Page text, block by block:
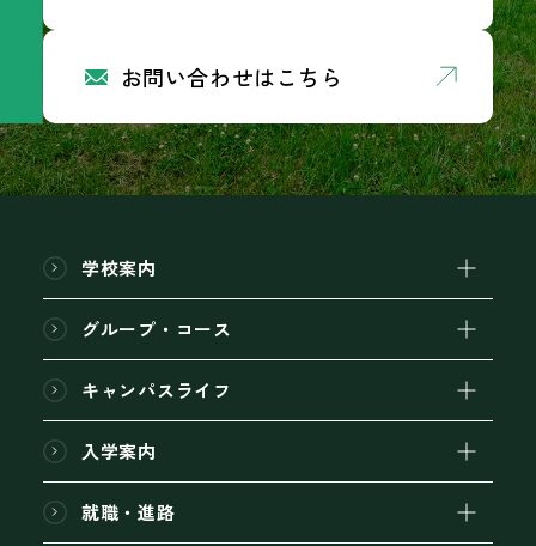
お問い合わせはこちら
学校案内
グループ・コース
キャンパスライフ
入学案内
就職・進路